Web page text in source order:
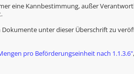
eine Kannbestimmung, außer
unter dieser Überschrift zu
pro Beförderungseinheit nach 1.1.3.6"